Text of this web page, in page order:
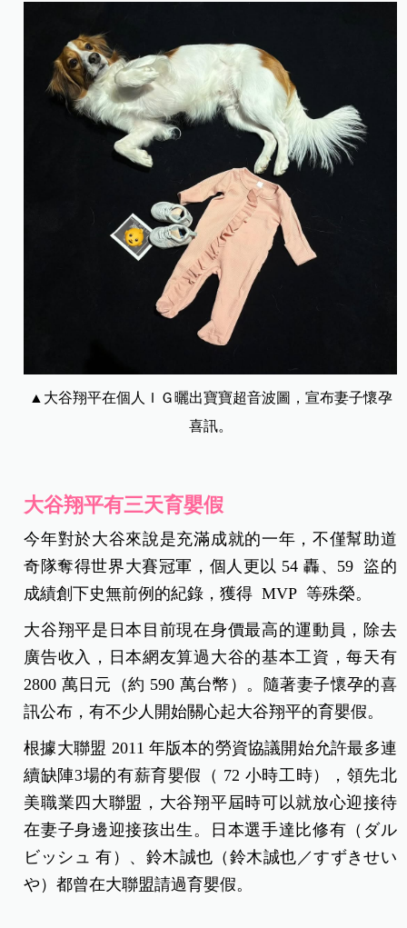
▲大谷翔平在個人ＩＧ曬出寶寶超音波圖，宣布妻子懷孕
喜訊。
大谷翔平有三天育嬰假
今年對於大谷來說是充滿成就的一年，不僅幫助道
奇隊奪得世界大賽冠軍，個人更以 54 轟、59 盜的
成績創下史無前例的紀錄，獲得 MVP 等殊榮。
大谷翔平是日本目前現在身價最高的運動員，除去
廣告收入，日本網友算過大谷的基本工資，每天有
2800 萬日元（約 590 萬台幣）。隨著妻子懷孕的喜
訊公布，有不少人開始關心起大谷翔平的育嬰假。
根據大聯盟 2011 年版本的勞資協議開始允許最多連
續缺陣3場的有薪育嬰假（ 72 小時工時），領先北
美職業四大聯盟，大谷翔平屆時可以就放心迎接待
在妻子身邊迎接孩出生。日本選手達比修有（ ダル
ビッシュ 有 ）、鈴木誠也（鈴木誠也／すずきせい
や ）都曾在大聯盟請過育嬰假。